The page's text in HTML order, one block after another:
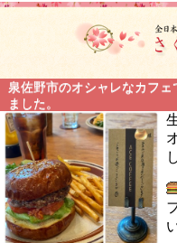
泉佐野市のオシャレなカフ
ました。